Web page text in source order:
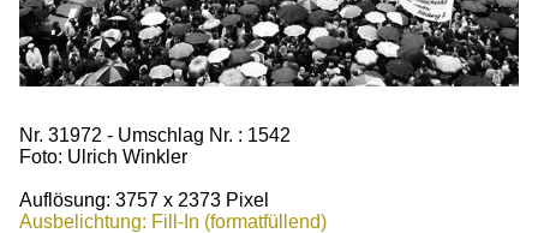
Nr. 31972 - Umschlag Nr. : 1542
Foto: Ulrich Winkler
Auflösung: 3757 x 2373 Pixel
Ausbelichtung: Fill-In (formatfüllend)